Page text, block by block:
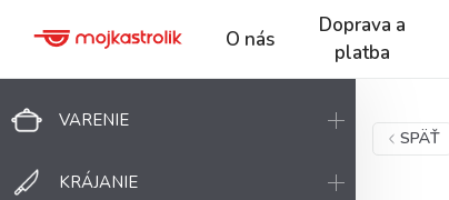
O nás
Doprava a
platba
VARENIE
KRÁJANIE
SPÄŤ